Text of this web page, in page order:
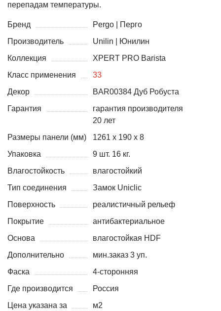
перепадам температуры.
Бренд
Pergo | Перго
Производитель
Unilin | Юнилин
Коллекция
XPERT PRO Barista
Класс применения
33
Декор
BAR00384 Дуб Робуста
Гарантия
гарантия производителя
20 лет
Размеры панели (мм)
1261 х 190 х 8
Упаковка
9 шт. 16 кг.
Влагостойкость
влагостойкий
Тип соединения
Замок Uniclic
Поверхность
реалистичный рельеф
Покрытие
антибактериальное
Основа
влагостойкая HDF
Дополнительно
мин.заказ 3 уп.
Фаска
4-сторонняя
Где производится
Россия
Цена указана за
м2